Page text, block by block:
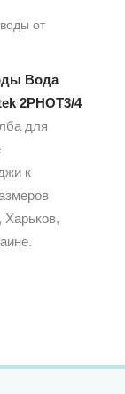
от
Вода
2PHOT3/4
для
к
Харьков,